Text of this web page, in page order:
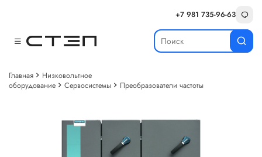
+7 981 735-96-63
Главная
Низковольтное
оборудование
Сервосистемы Преобразователи частоты